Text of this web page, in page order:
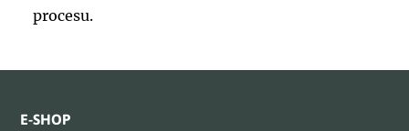
procesu.
E-SHOP